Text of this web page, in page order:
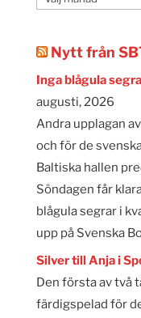
Nytt från
Inga blågula
augusti, 2026
Andra upplagan
och för de
Baltiska hallen
Söndagen får
blågula segrar i
upp på Svenska
Silver till Anja i
Den första av två
färdigspelad för